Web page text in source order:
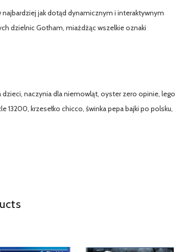
jak dotąd dynamicznym i interaktywnym
dzielnic Gotham, miażdżąc wszelkie oznaki
naczynia dla niemowląt, oyster zero opinie, lego
13200, krzesełko chicco, świnka pepa bajki po polsku,